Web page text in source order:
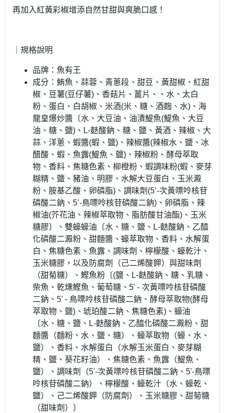
再加入紅黃彩椒增添自然甘甜與爽脆口感！
｜規格說明
品牌：魚有王
成分：鮪魚、蒜蓉、青蔥段、甜豆、黃甜椒、紅甜
椒、豆薯(豆仔薯)、香菇片、薑片、、水、太白
粉、蛋白、白胡椒、米酒(米、糖、酒麴、水)、海
龍皇爆炒醬〔水、大豆油、油漬鯷魚(鯷魚、大豆
油、糖、鹽)、L-麩酸鈉、糖、鹽、黃酒、辣椒、大
蒜、洋蔥、蝦醬(蝦、鹽)、辣椒醬(辣椒水、鹽、冰
醋酸、蝦、魚露(鯷魚、鹽)、辣椒粉、酵母萃取
物、香料、焦糖色素、柳橙粉、蝦調味粉(蝦、麥芽
糊精、鹽、豬油、明膠、水解大豆蛋白、玉米澱
粉、胺基乙酸、卵磷脂)、調味劑(5’-次黃嘌呤核苷
磷酸二鈉、5’-鳥嘌呤核苷磷酸二鈉)、卵磷脂、辣
椒油(芥花油、辣椒萃取物、脂肪酸甘油酯)、玉米
糖膠〕、雙蠔蠔油〔水、糖、鹽、L-麩酸鈉、乙醯
化磷酸二澱粉、甜麵醬、蠔萃取物、香料、水解蛋
白、焦糖色素、魚露、調味劑、檸檬酸、蠔乾汁、
玉米糖膠，以及防腐劑（己二烯酸鉀）與甜味劑
（甜菊糖）、鰹魚粉〔(鹽、L-麩酸鈉、糖、乳糖、
柴魚、乾燻鰹魚、葡萄糖、5' - 次黃嘌呤核苷磷酸
二鈉、5' - 鳥嘌呤核苷磷酸二鈉、酵母萃取物(酵母
萃取物、鹽)、琥珀酸二鈉、焦糖色素)、蠔油
〔水、糖、鹽、L-麩酸鈉、乙醯化磷酸二澱粉、甜
麵醬（麵粉、水、鹽、糖）、蠔萃取物（蠔、水、
鹽）、香料、水解蛋白（水解玉米蛋白、麥芽糊
精、鹽、葵花籽油）、焦糖色素、魚露（鯷魚、
鹽）、調味劑（5'-次黃嘌呤核苷磷酸二鈉、5'-鳥嘌
呤核苷磷酸二鈉）、檸檬酸、蠔乾汁（水、蠔乾、
鹽）、己二烯酸鉀（防腐劑）、玉米糖膠、甜菊糖
（甜味劑）〕